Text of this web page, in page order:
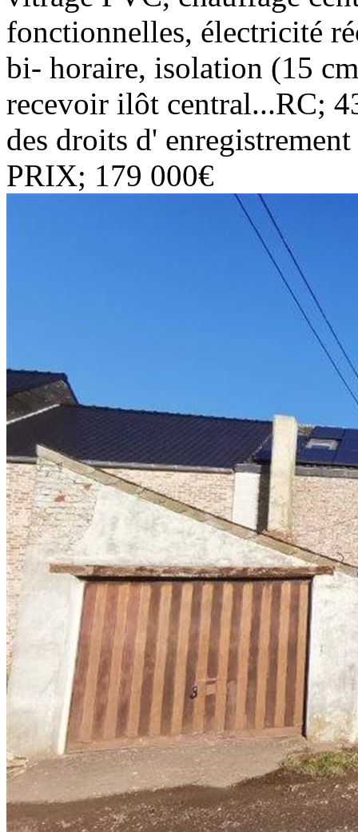
fonctionnelles, électricité
bi- horaire, isolation (15
recevoir ilôt central...RC;
des droits d'
PRIX; 179 000€